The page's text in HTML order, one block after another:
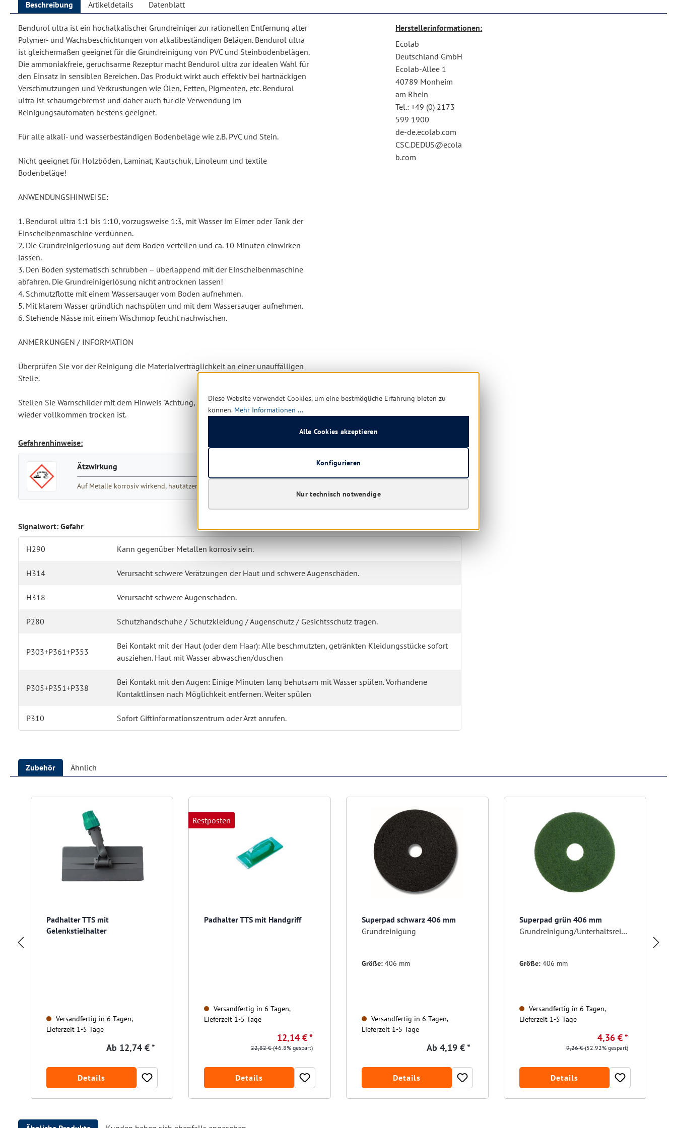
Beschreibung Artikeldetails Datenblatt
Bendurol ultra ist ein hochalkalischer Grundreiniger zur rationellen Entfernung alter
Polymer- und Wachsbeschichtungen von alkalibeständigen Belägen. Bendurol ultra
ist gleichermaßen geeignet für die Grundreinigung von PVC und Steinbodenbelägen.
Die ammoniakfreie, geruchsarme Rezeptur macht Bendurol ultra zur idealen Wahl für
den Einsatz in sensiblen Bereichen. Das Produkt wirkt auch effektiv bei hartnäckigen
Verschmutzungen und Verkrustungen wie Ölen, Fetten, Pigmenten, etc. Bendurol
ultra ist schaumgebremst und daher auch für die Verwendung im
Reinigungsautomaten bestens geeignet.
Für alle alkali- und wasserbeständigen Bodenbeläge wie z.B. PVC und Stein.
Nicht geeignet für Holzböden, Laminat, Kautschuk, Linoleum und textile
Bodenbeläge!
ANWENDUNGSHINWEISE:
1. Bendurol ultra 1:1 bis 1:10, vorzugsweise 1:3, mit Wasser im Eimer oder Tank der
Einscheibenmaschine verdünnen.
2. Die Grundreinigerlösung auf dem Boden verteilen und ca. 10 Minuten einwirken
lassen.
3. Den Boden systematisch schrubben – überlappend mit der Einscheibenmaschine
abfahren. Die Grundreinigerlösung nicht antrocknen lassen!
4. Schmutzflotte mit einem Wassersauger vom Boden aufnehmen.
5. Mit klarem Wasser gründlich nachspülen und mit dem Wassersauger aufnehmen.
6. Stehende Nässe mit einem Wischmop feucht nachwischen.
ANMERKUNGEN / INFORMATION
Überprüfen Sie vor der Reinigung die Materialverträglichkeit an einer unauffälligen
Stelle.
Stellen Sie Warnschilder mit dem Hinweis "Achtung, Rutschgefahr" auf, bis der Boden
wieder vollkommen trocken ist.
Herstellerinformationen:
Ecolab
Deutschland GmbH
Ecolab-Allee 1
40789 Monheim
am Rhein
Tel.: +49 (0) 2173
599 1900
de-de.ecolab.com
CSC.DEDUS@ecola
b.com
Gefahrenhinweise:
Ätzwirkung
Auf Metalle korrosiv wirkend, hautätzend, schwere Augenschädigung
Signalwort: Gefahr
H290 Kann gegenüber Metallen korrosiv sein.
H314 Verursacht schwere Verätzungen der Haut und schwere Augenschäden.
H318 Verursacht schwere Augenschäden.
P280 Schutzhandschuhe / Schutzkleidung / Augenschutz / Gesichtsschutz tragen.
P303+P361+P353
Bei Kontakt mit der Haut (oder dem Haar): Alle beschmutzten, getränkten Kleidungsstücke sofort
ausziehen. Haut mit Wasser abwaschen/duschen
P305+P351+P338
Bei Kontakt mit den Augen: Einige Minuten lang behutsam mit Wasser spülen. Vorhandene
Kontaktlinsen nach Möglichkeit entfernen. Weiter spülen
P310 Sofort Giftinformationszentrum oder Arzt anrufen.
Zubehör Ähnlich
Padhalter TTS mit
Gelenkstielhalter
Versandfertig in 6 Tagen,
Lieferzeit 1-5 Tage
Ab 12,74 € *
Details
Restposten
Padhalter TTS mit Handgriff
Versandfertig in 6 Tagen,
Lieferzeit 1-5 Tage
12,14 € *
22,82 €(46.8% gespart)
Details
Superpad schwarz 406 mm
Grundreinigung
Größe: 406 mm
Versandfertig in 6 Tagen,
Lieferzeit 1-5 Tage
Ab 4,19 € *
Details
Superpad grün 406 mm
Grundreinigung/Unterhaltsreinigung
Größe: 406 mm
Versandfertig in 6 Tagen,
Lieferzeit 1-5 Tage
4,36 € *
9,26 €(52.92% gespart)
Details
Diese Website verwendet Cookies, um eine bestmögliche Erfahrung bieten zu
können. Mehr Informationen ...
Nur technisch notwendige
Konfigurieren
Alle Cookies akzeptieren